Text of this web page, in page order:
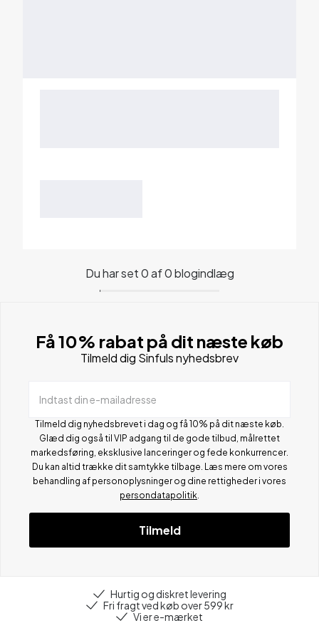
Du har set 0 af 0 blogindlæg
Få 10% rabat på dit næste køb
Tilmeld dig Sinfuls nyhedsbrev
Indtast din e-mailadresse
Tilmeld dig nyhedsbrevet i dag og få 10% på dit næste køb.
Glæd dig også til VIP adgang til de gode tilbud, målrettet
markedsføring, eksklusive lanceringer og fede konkurrencer.
Du kan altid trække dit samtykke tilbage. Læs mere om vores
behandling af personoplysninger og dine rettigheder i vores
persondatapolitik
Tilmeld
Hurtig og diskret levering
Fri fragt ved køb over 599 kr
Vi er e-mærket